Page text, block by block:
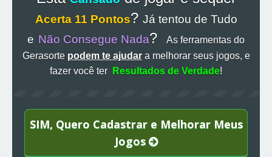
Acerta 11 Pontos? Já tentou de Tudo
e Não Consegue Nada?
As ferramentas do
Gerasorte podem te ajudara melhorar seus jogos, e
fazer você ter
Resultados de Verdade!
SIM, Quero Cadastrar e Melhorar Meus
Jogos